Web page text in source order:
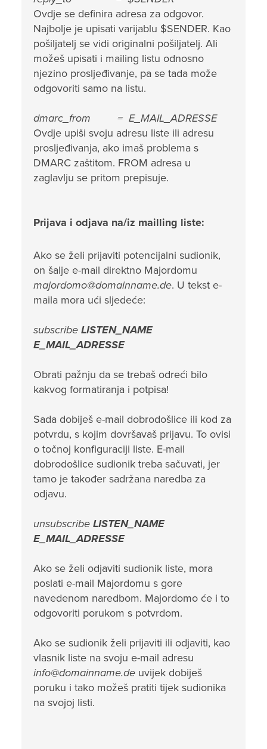
Ovdje se definira adresa za odgovor.
Najbolje je upisati varijablu $SENDER. Kao
pošiljatelj se vidi originalni pošiljatelj. Ali
možeš upisati i mailing listu odnosno
njezino prosljeđivanje, pa se tada može
odgovoriti samo na listu.
dmarc_from = E_MAIL_ADRESSE
Ovdje upiši svoju adresu liste ili adresu
prosljeđivanja, ako imaš problema s
DMARC zaštitom. FROM adresa u
zaglavlju se pritom prepisuje.
Prijava i odjava na/iz mailling liste:
Ako se želi prijaviti potencijalni sudionik,
on šalje e-mail direktno Majordomu
majordomo@domainname.de. U tekst e-
maila mora ući sljedeće:
subscribe LISTEN_NAME
E_MAIL_ADRESSE
Obrati pažnju da se trebaš odreći bilo
kakvog formatiranja i potpisa!
Sada dobiješ e-mail dobrodošlice ili kod za
potvrdu, s kojim dovršavaš prijavu. To ovisi
o točnoj konfiguraciji liste. E-mail
dobrodošlice sudionik treba sačuvati, jer
tamo je također sadržana naredba za
odjavu.
unsubscribe LISTEN_NAME
E_MAIL_ADRESSE
Ako se želi odjaviti sudionik liste, mora
poslati e-mail Majordomu s gore
navedenom naredbom. Majordomo će i to
odgovoriti porukom s potvrdom.
Ako se sudionik želi prijaviti ili odjaviti, kao
vlasnik liste na svoju e-mail adresu
info@domainname.de uvijek dobiješ
poruku i tako možeš pratiti tijek sudionika
na svojoj listi.